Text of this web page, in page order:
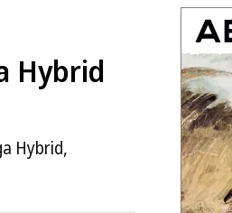
Hybrid
Hybrid,